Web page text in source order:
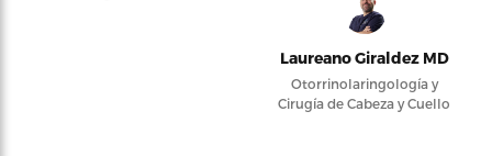
Laureano Giraldez MD
Otorrinolaringología y
Cirugía de Cabeza y Cuello